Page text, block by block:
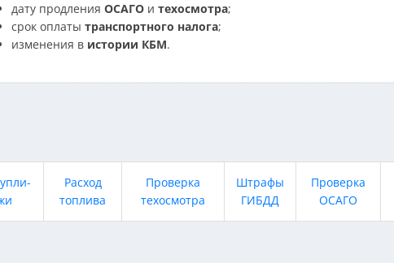
дату продления ОСАГО и техосмотра;
срок оплаты транспортного налога;
изменения в истории КБМ.
Расход
топлива
Проверка
техосмотра
Штрафы
ГИБДД
Проверка
ОСАГО